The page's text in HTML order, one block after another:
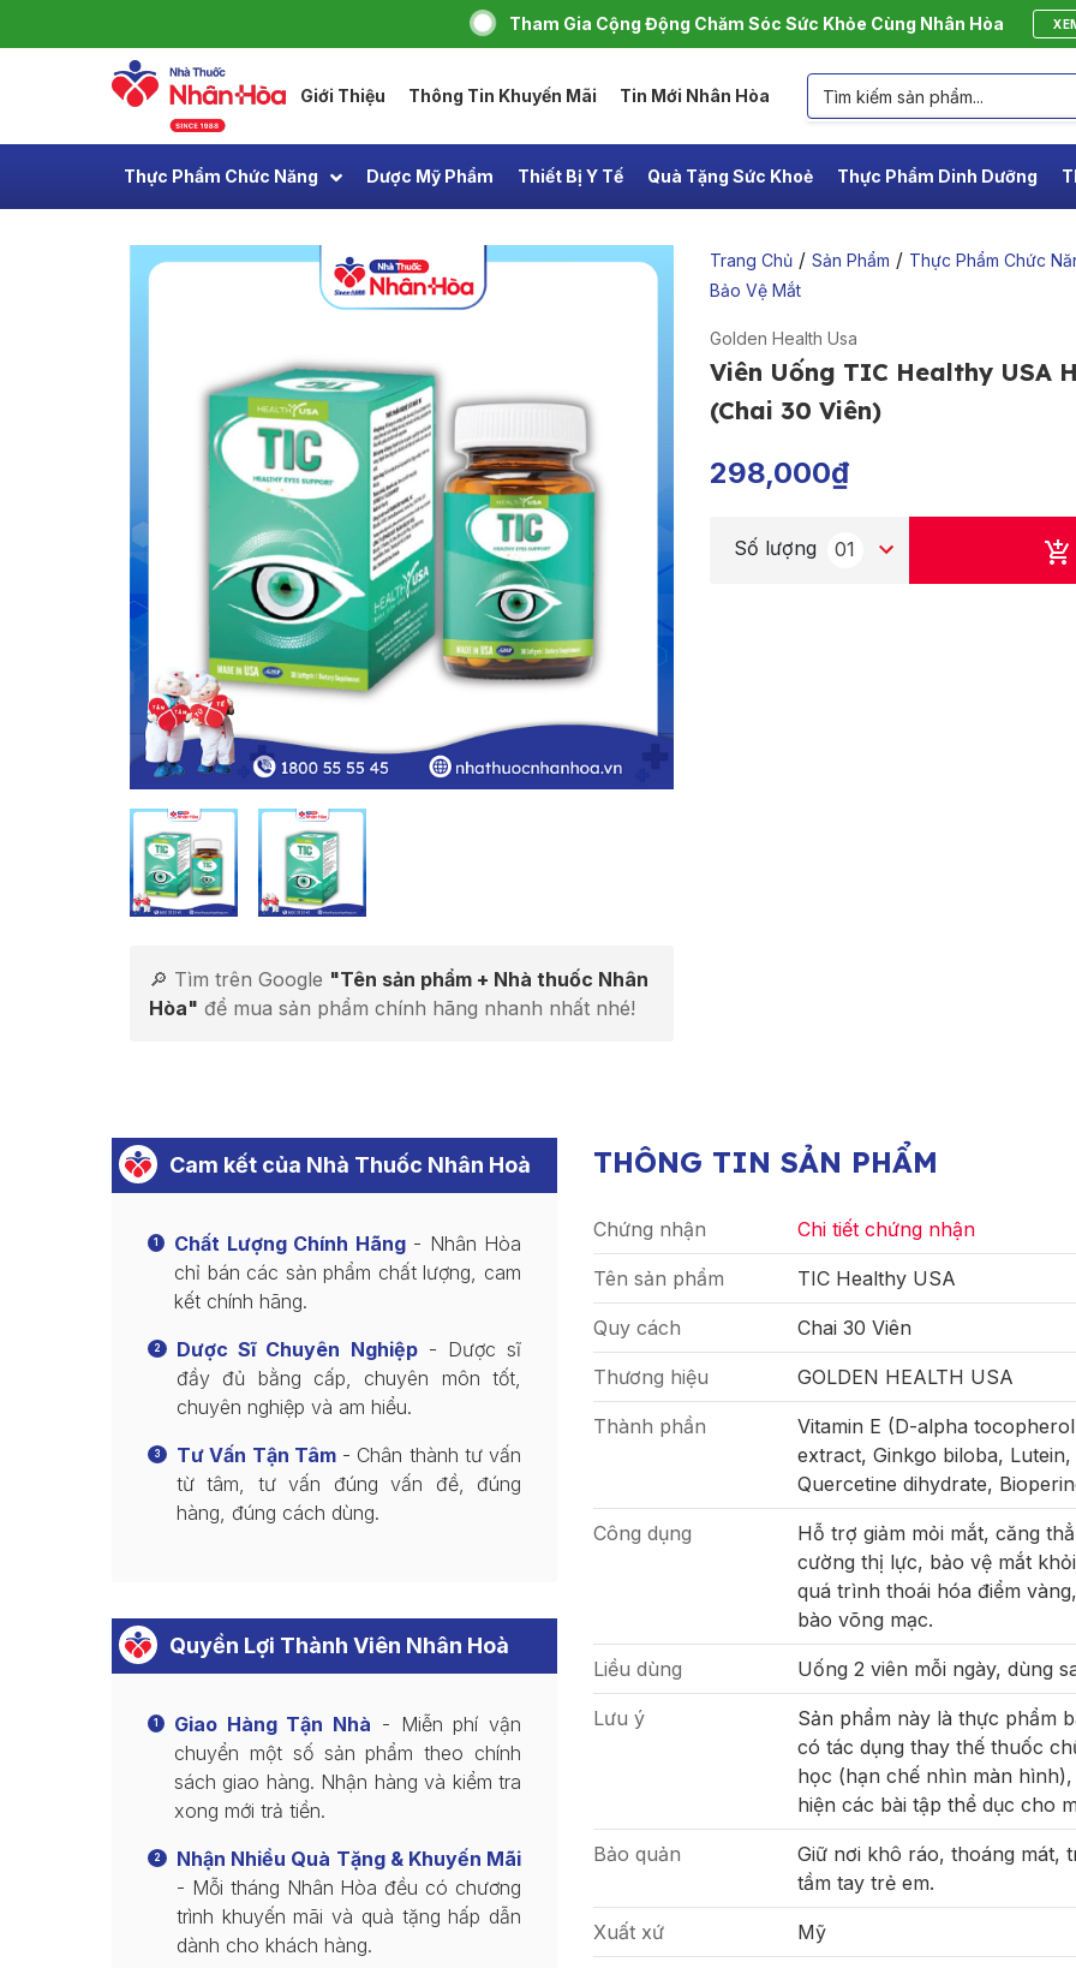
Tham Gia Cộng Động Chăm Sóc Sức Khỏe Cùng Nhân Hòa
Giới Thiệu Thông Tin Khuyến Mãi Tin Mới Nhân Hòa
Thực Phẩm Chức Năng Dược Mỹ Phẩm Thiết Bị Y Tế Quà Tặng Sức Khoẻ Thực Phẩm Dinh Dưỡng
🔎 Tìm trên Google "Tên sản phẩm + Nhà thuốc Nhân
Hòa" để mua sản phẩm chính hãng nhanh nhất nhé!
Trang Chủ/ Sản Phẩm / Thực Phẩm Chức
Bảo Vệ Mắt
Golden Health Usa
Viên Uống TIC Healthy USA
(Chai 30 Viên)
298,000₫
Số lượng 01
THÔNG TIN SẢN PHẨM
Chứng nhận Chi tiết chứng nhận
Tên sản phẩm TIC Healthy USA
Quy cách Chai 30 Viên
Thương hiệu GOLDEN HEALTH USA
Thành phần
Vitamin E (D-alpha
extract, Ginkgo biloba,
Quercetine dihydrate,
Công dụng
Hỗ trợ giảm mỏi mắt, căng
cường thị lực, bảo vệ mắt
quá trình thoái hóa điểm
bào võng mạc.
Liều dùng Uống 2 viên mỗi ngày, dùng
Lưu ý
Sản phẩm này là thực phẩm
có tác dụng thay thế thuốc
học (hạn chế nhìn màn
hiện các bài tập thể dục cho
Bảo quản
Giữ nơi khô ráo, thoáng mát,
tầm tay trẻ em.
Xuất xứ Mỹ
Cam kết của Nhà Thuốc Nhân Hoà
1 Chất Lượng Chính Hãng- Nhân Hòa
chỉ bán các sản phẩm chất lượng, cam
kết chính hãng.
2 Dược Sĩ Chuyên Nghiệp- Dược sĩ
đầy đủ bằng cấp, chuyên môn tốt,
chuyên nghiệp và am hiểu.
3 Tư Vấn Tận Tâm- Chân thành tư vấn
từ tâm, tư vấn đúng vấn đề, đúng
hàng, đúng cách dùng.
Quyền Lợi Thành Viên Nhân Hoà
1 Giao Hàng Tận Nhà - Miễn phí vận
chuyển một số sản phẩm theo chính
sách giao hàng. Nhận hàng và kiểm tra
xong mới trả tiền.
2
Nhận Nhiều Quà Tặng & Khuyến Mãi
- Mỗi tháng Nhân Hòa đều có chương
trình khuyến mãi và quà tặng hấp dẫn
dành cho khách hàng.